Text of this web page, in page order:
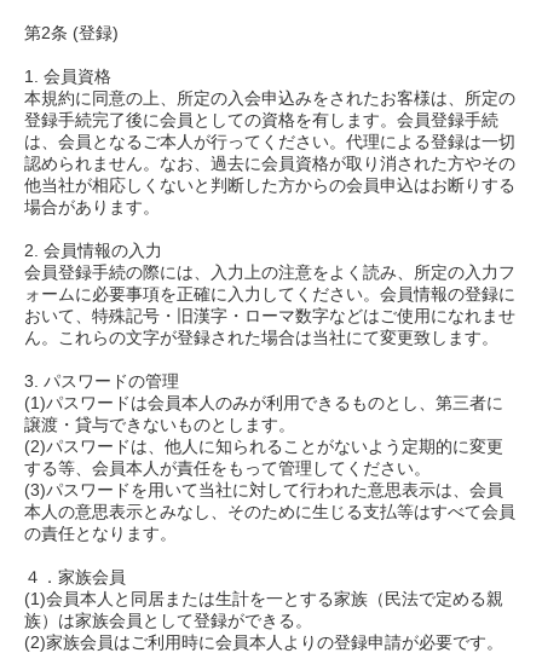
第2条 (登録)
1. 会員資格
本規約に同意の上、所定の入会申込みをされたお客様は、所定の
登録手続完了後に会員としての資格を有します。会員登録手続
は、会員となるご本人が行ってください。代理による登録は一切
認められません。なお、過去に会員資格が取り消された方やその
他当社が相応しくないと判断した方からの会員申込はお断りする
場合があります。
2. 会員情報の入力
会員登録手続の際には、入力上の注意をよく読み、所定の入力フ
ォームに必要事項を正確に入力してください。会員情報の登録に
おいて、特殊記号・旧漢字・ローマ数字などはご使用になれませ
ん。これらの文字が登録された場合は当社にて変更致します。
3. パスワードの管理
(1)パスワードは会員本人のみが利用できるものとし、第三者に
譲渡・貸与できないものとします。
(2)パスワードは、他人に知られることがないよう定期的に変更
する等、会員本人が責任をもって管理してください。
(3)パスワードを用いて当社に対して行われた意思表示は、会員
本人の意思表示とみなし、そのために生じる支払等はすべて会員
の責任となります。
４．家族会員
(1)会員本人と同居または生計を一とする家族（民法で定める親
族）は家族会員として登録ができる。
(2)家族会員はご利用時に会員本人よりの登録申請が必要です。